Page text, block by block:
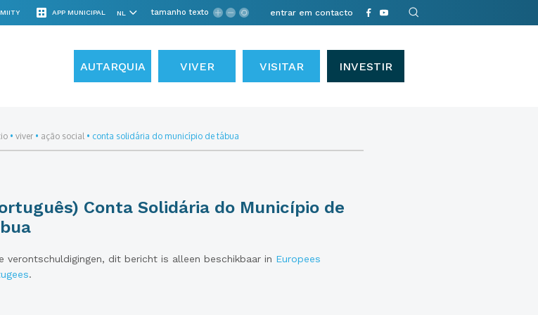
APP MUNICIPAL tamanho texto entrar em contacto
AUTARQUIA VIVER VISITAR INVESTIR
•viver• ação social• conta solidária do município de tábua
Conta Solidária do Município de
verontschuldigingen, dit bericht is alleen beschikbaar in Europees
.